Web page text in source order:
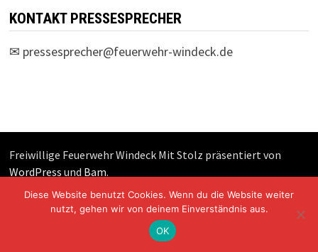
KONTAKT PRESSESPRECHER
✉ pressesprecher@feuerwehr-windeck.de
Freiwillige Feuerwehr Windeck Mit Stolz präsentiert von
WordPress und Bam.
Diese Website benutzt Cookies. Wenn du die Website weiter
nutzt, gehen wir von deinem Einverständnis aus.
OK